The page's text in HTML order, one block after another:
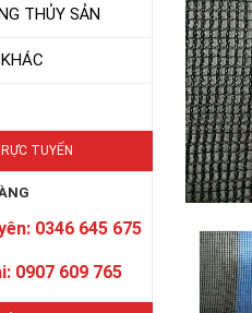
THỦY SẢN
TUYẾN
0346 645 675
0907 609 765
HÌNH VUÔNG